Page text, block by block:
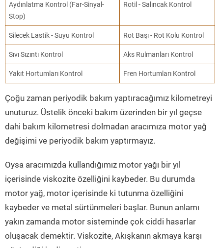
Aydınlatma Kontrol (Far-Sinyal-
Stop)
Rotil - Salıncak Kontrol
Silecek Lastik - Suyu Kontrol Rot Başı - Rot Kolu Kontrol
Sıvı Sızıntı Kontrol Aks Rulmanları Kontrol
Yakıt Hortumları Kontrol Fren Hortumları Kontrol
Çoğu zaman periyodik bakım yaptıracağımız kilometreyi
unuturuz. Üstelik önceki bakım üzerinden bir yıl geçse
dahi bakım kilometresi dolmadan aracımıza motor yağ
değişimi ve periyodik bakım yaptırmayız.
Oysa aracımızda kullandığımız motor yağı bir yıl
içerisinde viskozite özelliğini kaybeder. Bu durumda
motor yağ, motor içerisinde ki tutunma özelliğini
kaybeder ve metal sürtünmeleri başlar. Bunun anlamı
yakın zamanda motor sisteminde çok ciddi hasarlar
oluşacak demektir. Viskozite, Akışkanın akmaya karşı